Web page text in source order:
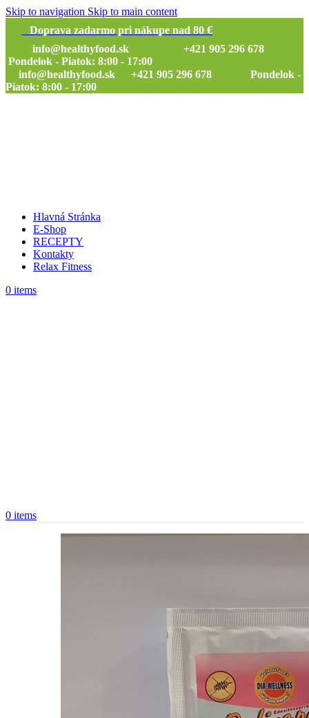
Skip to navigation Skip to main content
Doprava zadarmo pri nákupe nad 80 €
info@healthyfood.sk
+421 905 296 678
Pondelok - Piatok: 8:00 - 17:00
info@healthyfood.sk
+421 905 296 678 Pondelok -
Piatok: 8:00 - 17:00
Hlavná Stránka
E-Shop
RECEPTY
Kontakty
Relax Fitness
0 items
0 items